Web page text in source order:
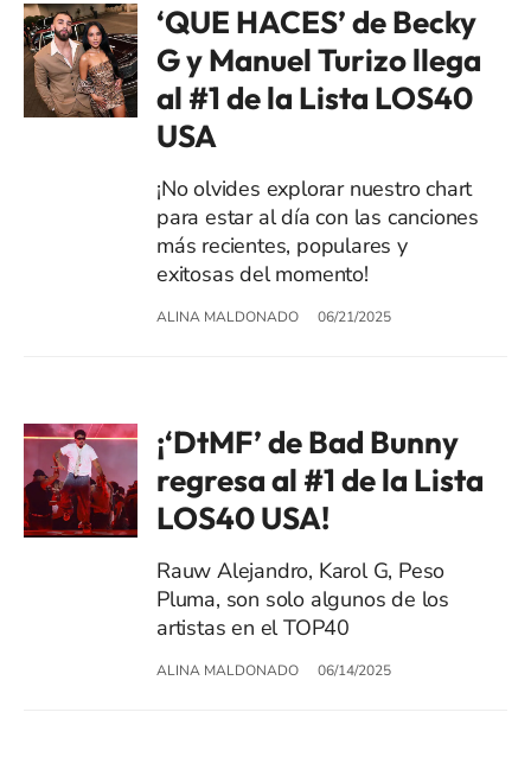
‘QUE HACES’ de Becky
G y Manuel Turizo llega
al #1 de la Lista LOS40
USA
¡No olvides explorar nuestro chart
para estar al día con las canciones
más recientes, populares y
exitosas del momento!
ALINA MALDONADO 06/21/2025
¡‘DtMF’ de Bad Bunny
regresa al #1 de la Lista
LOS40 USA!
Rauw Alejandro, Karol G, Peso
Pluma, son solo algunos de los
artistas en el TOP40
ALINA MALDONADO 06/14/2025